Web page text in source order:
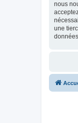
nous
une